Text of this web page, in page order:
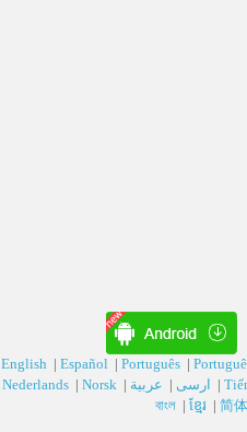
English | Español | Português |
Nederlands | Norsk | | |
বাংল | ខ្មែរ | 简